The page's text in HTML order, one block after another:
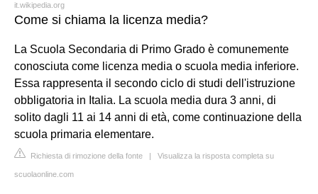
it.wikipedia.org
Come si chiama la licenza media?
La Scuola Secondaria di Primo Grado è comunemente
conosciuta come licenza media o scuola media inferiore.
Essa rappresenta il secondo ciclo di studi dell'istruzione
obbligatoria in Italia. La scuola media dura 3 anni, di
solito dagli 11 ai 14 anni di età, come continuazione della
scuola primaria elementare.
Richiesta di rimozione della fonte | Visualizza la risposta completa su
scuolaonline.com